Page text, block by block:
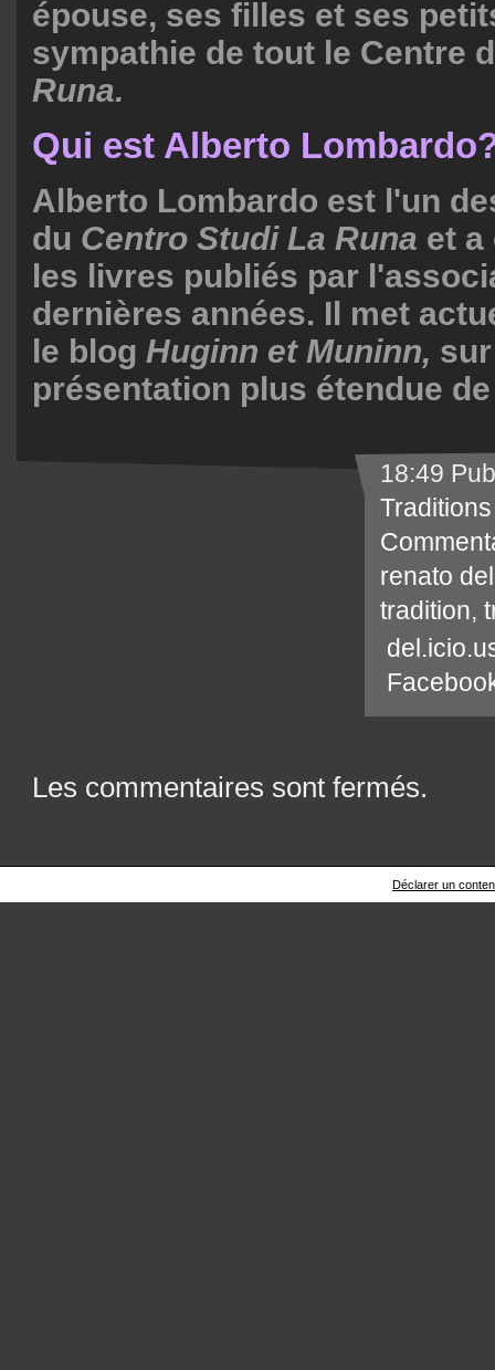
épouse, ses filles et ses
sympathie de tout le Centre
Runa.
Qui est Alberto
Alberto Lombardo est l'un
du Centro Studi La Runa et
les livres publiés par
dernières années. Il met
le blog Huginn et Muninn,
présentation plus étendue
18:49
Traditions
renato
tradition,
Les commentaires sont fermés.
Déclarer un